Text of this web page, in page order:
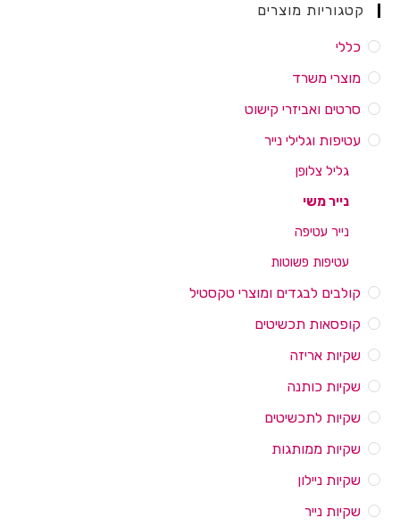
קטגוריות מוצרים
כללי
מוצרי משרד
סרטים ואביזרי קישוט
עטיפות וגלילי נייר
גליל צלופן
נייר משי
נייר עטיפה
עטיפות פשוטות
קולבים לבגדים ומוצרי טקסטיל
קופסאות תכשיטים
שקיות אריזה
שקיות כותנה
שקיות לתכשיטים
שקיות ממותגות
שקיות ניילון
שקיות נייר